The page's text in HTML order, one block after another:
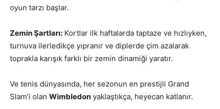
oyun tarzı başlar.
Zemin Şartları: Kortlar ilk haftalarda taptaze ve hızlıyken,
turnuva ilerledikçe yıpranır ve diplerde çim azalarak
toprakla karışık farklı bir zemin dinamiği yaratır.
Ve tenis dünyasında, her sezonun en prestijli Grand
Slam’i olan Wimbledon yaklaştıkça, heyecan katlanır.